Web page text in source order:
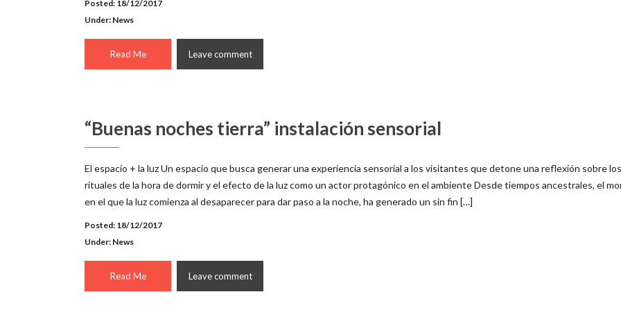
Posted: 18/12/2017
Under: News
Read Me Leave comment
“Buenas noches tierra” instalación sensorial
El espacio + la luz Un espacio que busca generar una experiencia sensorial a los visitantes que detone una reflexión sobre los
rituales de la hora de dormir y el efecto de la luz como un actor protagónico en el ambiente Desde tiempos ancestrales, el
en el que la luz comienza al desaparecer para dar paso a la noche, ha generado un sin fin […]
Posted: 18/12/2017
Under: News
Read Me Leave comment